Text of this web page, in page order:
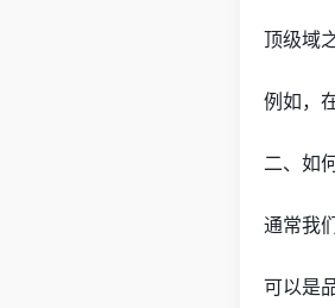
顶级域
例如，
二、如
通常我
可以是